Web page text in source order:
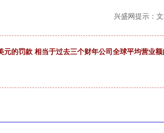
兴盛网提示：
的罚款 相当于过去三个财年公司全球平均营业